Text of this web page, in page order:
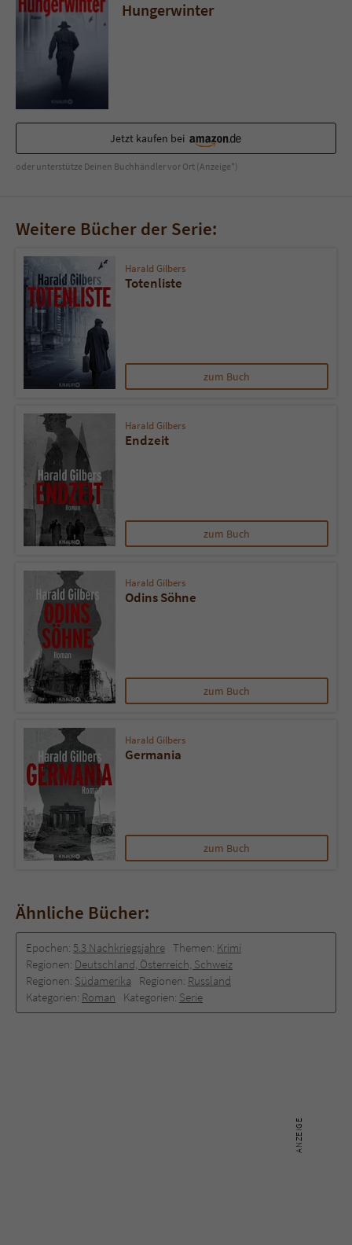
Hungerwinter
Jetzt kaufen bei
oder unterstütze Deinen Buchhändler vor Ort (Anzeige*)
Weitere Bücher der Serie:
Harald Gilbers
Totenliste
zum Buch
Harald Gilbers
Endzeit
zum Buch
Harald Gilbers
Odins Söhne
zum Buch
Harald Gilbers
Germania
zum Buch
Ähnliche Bücher:
Epochen: 5.3 Nachkriegsjahre Themen: Krimi
Regionen: Deutschland, Österreich, Schweiz
Regionen: Südamerika Regionen: Russland
Kategorien: Roman Kategorien: Serie